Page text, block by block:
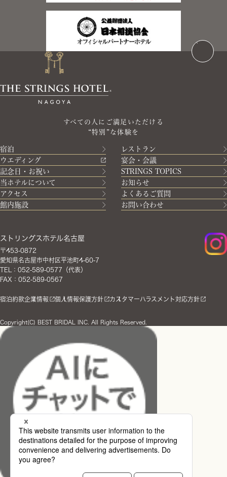
すべての人にご満足いただける
“特別”な体験を
宿泊
レストラン
ウエディング
宴会・会議
記念日・お祝い
STRINGS TOPICS
当ホテルについて
お知らせ
アクセス
よくあるご質問
館内施設
お問い合わせ
ストリングスホテル名古屋
〒453-0872
愛知県名古屋市中村区平池町4-60-7
TEL：052-589-0577（代表）
FAX：052-589-0567
宿泊約款企業情報 個人情報保護方針 カスタマーハラスメント対応方針
Copyright(C) BEST BRIDAL INC. All Rights Reserved.